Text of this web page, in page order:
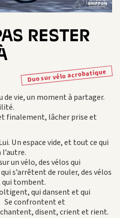
RESTER
Duo sur vélo acrobatique
de vie, un moment à partager.
finalement, lâcher prise et
Un espace vide, et tout ce qui
un vélo, des vélos qui
s’arrêtent de rouler, des vélos
qui tombent.
qui dansent et qui
Se confrontent et
chantent, disent, crient et rient.